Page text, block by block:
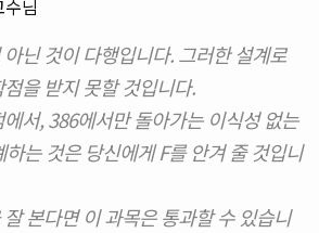
닌 것이 다행입니다. 그러한 설계로
을 받지 못할 것입니다.
서, 386에서만 돌아가는 이식성 없는
하는 것은 당신에게 F를 안겨 줄 것입니
본다면 이 과목은 통과할 수 있습니